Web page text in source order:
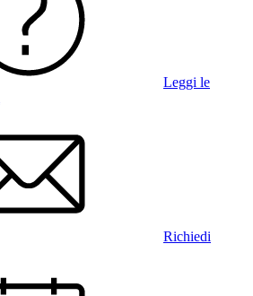
Leggi le
Richiedi